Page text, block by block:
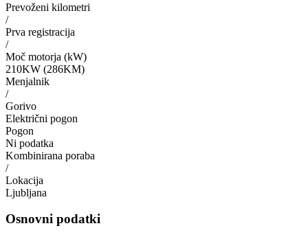
Prevoženi kilometri
/
Prva registracija
/
Moč motorja (kW)
210KW (286KM)
Menjalnik
/
Gorivo
Električni pogon
Pogon
Ni podatka
Kombinirana poraba
/
Lokacija
Ljubljana
Osnovni podatki